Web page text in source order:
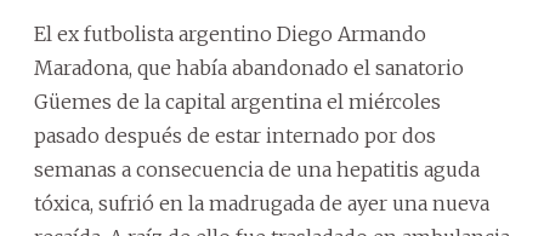
El ex futbolista argentino Diego Armando
Maradona, que había abandonado el sanatorio
Güemes de la capital argentina el miércoles
pasado después de estar internado por dos
semanas a consecuencia de una hepatitis aguda
tóxica, sufrió en la madrugada de ayer una nueva